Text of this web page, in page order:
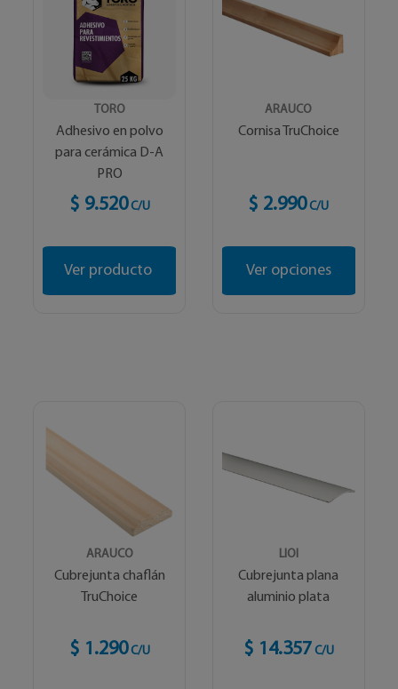
TORO
Adhesivo en polvo
para cerámica D-A
PRO
$ 9.520 C/U
Ver producto
ARAUCO
Cornisa TruChoice
$ 2.990 C/U
Ver opciones
ARAUCO
Cubrejunta chaflán
TruChoice
$ 1.290 C/U
LIOI
Cubrejunta plana
aluminio plata
$ 14.357 C/U